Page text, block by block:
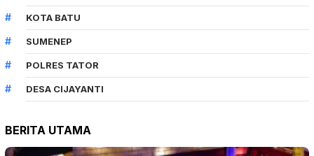
KOTA BATU
SUMENEP
POLRES TATOR
DESA CIJAYANTI
BERITA UTAMA